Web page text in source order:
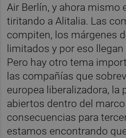
Air Berlín, y ahora mismo
tiritando a Alitalia. Las
compiten, los márgenes
limitados y por eso
Pero hay otro tema
las compañías que
europea liberalizadora, la
abiertos dentro del marco
consecuencias para
estamos encontrando